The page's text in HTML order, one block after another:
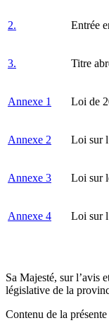
2. Entrée
3. Titre
Annexe 1 Loi de
Annexe 2 Loi sur
Annexe 3 Loi sur
Annexe 4 Loi sur
Sa Majesté, sur l’avis
législative de la
Contenu de la